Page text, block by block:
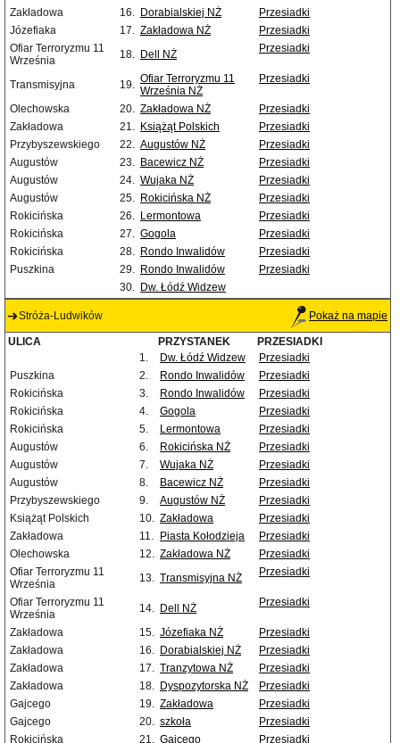
Zakładowa
16. Dorabialskiej NŻ
Przesiadki
Józefiaka
17. Zakładowa NŻ
Przesiadki
Ofiar Terroryzmu 11
Września
18. Dell NŻ Przesiadki
Transmisyjna 19. Ofiar Terroryzmu 11
Września NŻ
Przesiadki
Olechowska 20. Zakładowa NŻ
Przesiadki
Zakładowa
21. Książąt Polskich
Przesiadki
Przybyszewskiego
22. Augustów NŻ
Przesiadki
Augustów
23. Bacewicz NŻ
Przesiadki
Augustów
24. Wujaka NŻ
Przesiadki
Augustów
25. Rokicińska NŻ
Przesiadki
Rokicińska
26. Lermontowa
Przesiadki
Rokicińska
27. Gogola
Przesiadki
Rokicińska
28. Rondo Inwalidów
Przesiadki
Puszkina
29. Rondo Inwalidów
Przesiadki
30. Dw. Łódź Widzew
Stróża-Ludwików Pokaż na mapie
ULICA PRZYSTANEK
PRZESIADKI
1.
Dw. Łódź Widzew
Przesiadki
Puszkina
2. Rondo Inwalidów
Przesiadki
Rokicińska
3. Rondo Inwalidów
Przesiadki
Rokicińska
4. Gogola
Przesiadki
Rokicińska
5. Lermontowa
Przesiadki
Augustów
6. Rokicińska NŻ
Przesiadki
Augustów
7. Wujaka NŻ
Przesiadki
Augustów
8. Bacewicz NŻ
Przesiadki
Przybyszewskiego
9. Augustów NŻ
Przesiadki
Książąt Polskich
10. Zakładowa
Przesiadki
Zakładowa
11. Piasta Kołodzieja
Przesiadki
Olechowska
12. Zakładowa NŻ
Przesiadki
Ofiar Terroryzmu 11
Września
13. Transmisyjna NŻ Przesiadki
Ofiar Terroryzmu 11
Września
14. Dell NŻ Przesiadki
Zakładowa 15. Józefiaka NŻ
Przesiadki
Zakładowa
16. Dorabialskiej NŻ
Przesiadki
Zakładowa
17. Tranzytowa NŻ
Przesiadki
Zakładowa
18. Dyspozytorska NŻ
Przesiadki
Gajcego
19. Zakładowa
Przesiadki
Gajcego
20. szkoła
Przesiadki
Rokicińska
21. Gajcego Przesiadki